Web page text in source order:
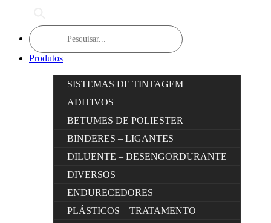
Products
search
Produtos
SISTEMAS DE TINTAGEM
ADITIVOS
BETUMES DE POLIESTER
BINDERES – LIGANTES
DILUENTE – DESENGORDURANTE
DIVERSOS
ENDURECEDORES
PLÁSTICOS – TRATAMENTO